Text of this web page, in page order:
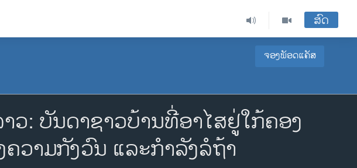
ສົດ
ຈອງພັອດແຄັສ
ວ: ບັນດາຊາວບ້ານທີ່ອາໄສຢູ່ໃກ້ຄອງ
ວາມກັງວົນ ແລະກໍາລັງລໍຖ້າ